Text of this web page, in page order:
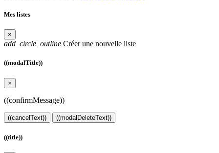
Mes listes
×
add_circle_outline Créer une nouvelle liste
((modalTitle))
×
((confirmMessage))
((cancelText)) ((modalDeleteText))
((title))